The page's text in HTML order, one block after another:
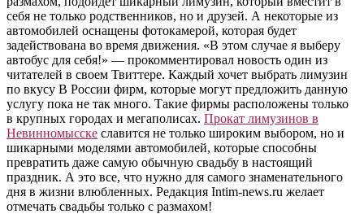
себя не только родственников, но и друзей. А некоторые из
автомобилей оснащены фотокамерой, которая будет
задействована во время движения. «В этом случае я выберу
автобус для себя!» — прокомментировал новость один из
читателей в своем Твиттере. Каждый хочет выбрать лимузин
по вкусу В России фирм, которые могут предложить данную
услугу пока не так много. Такие фирмы расположены только
в крупных городах и мегаполисах. Прокат лимузинов в
Невинномысске славится не только широким выбором, но и
шикарными моделями автомобилей, которые способны
превратить даже самую обычную свадьбу в настоящий
праздник. А это все, что нужно для самого знаменательного
дня в жизни влюбленных. Редакция Intim-news.ru желает
отмечать свадьбы только с размахом!